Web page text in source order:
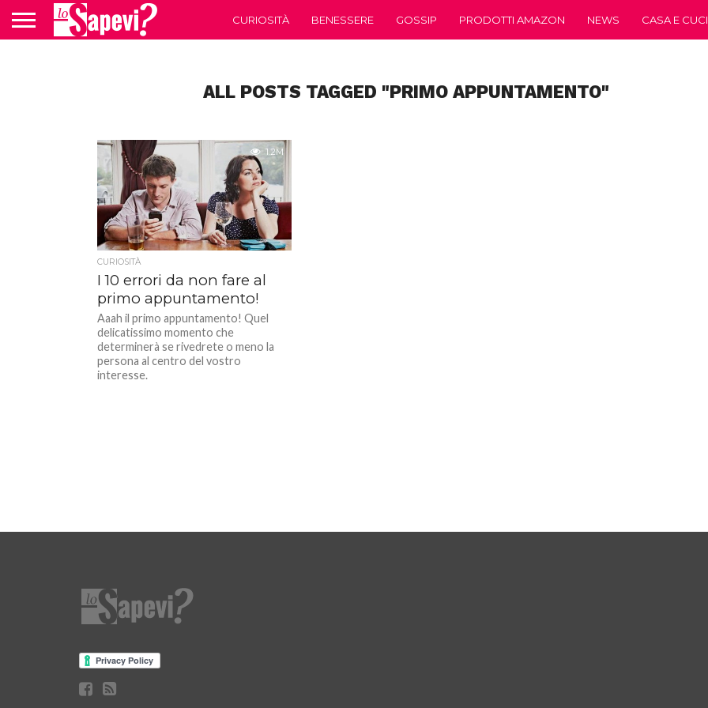
CURIOSITÀ BENESSERE GOSSIP PRODOTTI AMAZON NEWS CASA E
ALL POSTS TAGGED "PRIMO APPUNTAMENTO"
1.2M
CURIOSITÀ
I 10 errori da non fare al
primo appuntamento!
Aaah il primo appuntamento! Quel
delicatissimo momento che
determinerà se rivedrete o meno la
persona al centro del vostro
interesse.